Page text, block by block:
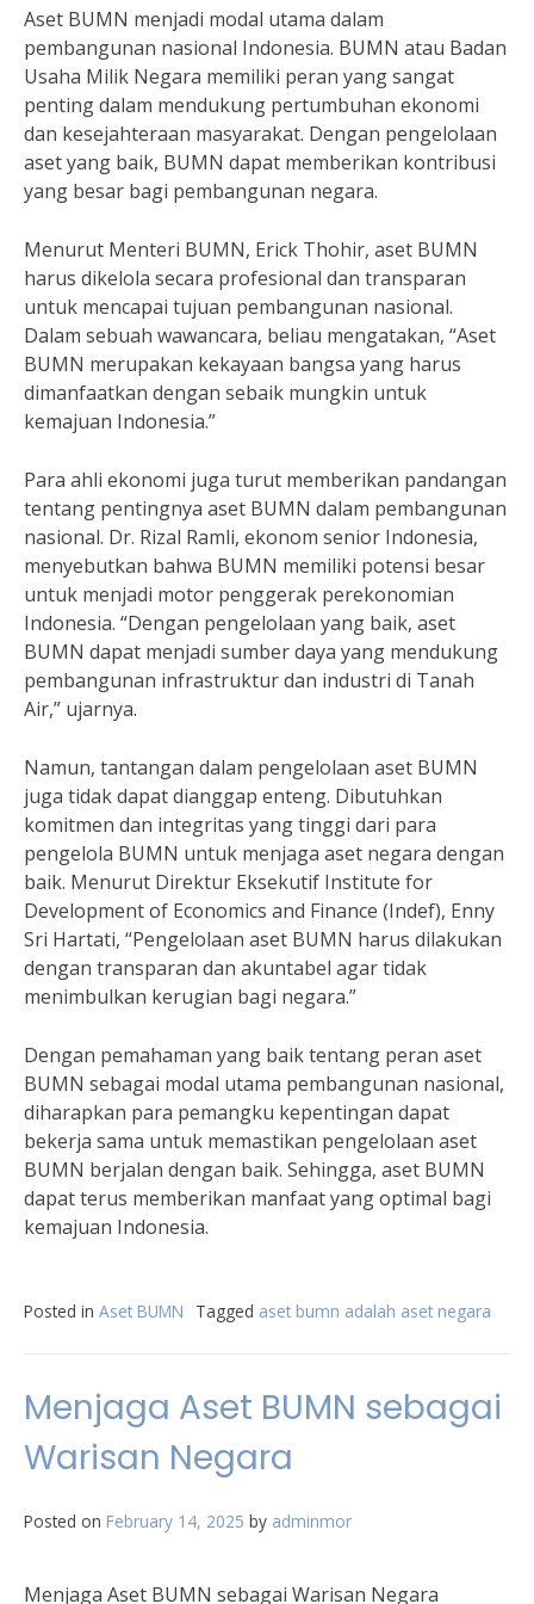
Aset BUMN menjadi modal utama dalam
pembangunan nasional Indonesia. BUMN atau Badan
Usaha Milik Negara memiliki peran yang sangat
penting dalam mendukung pertumbuhan ekonomi
dan kesejahteraan masyarakat. Dengan pengelolaan
aset yang baik, BUMN dapat memberikan kontribusi
yang besar bagi pembangunan negara.
Menurut Menteri BUMN, Erick Thohir, aset BUMN
harus dikelola secara profesional dan transparan
untuk mencapai tujuan pembangunan nasional.
Dalam sebuah wawancara, beliau mengatakan, “Aset
BUMN merupakan kekayaan bangsa yang harus
dimanfaatkan dengan sebaik mungkin untuk
kemajuan Indonesia.”
Para ahli ekonomi juga turut memberikan pandangan
tentang pentingnya aset BUMN dalam pembangunan
nasional. Dr. Rizal Ramli, ekonom senior Indonesia,
menyebutkan bahwa BUMN memiliki potensi besar
untuk menjadi motor penggerak perekonomian
Indonesia. “Dengan pengelolaan yang baik, aset
BUMN dapat menjadi sumber daya yang mendukung
pembangunan infrastruktur dan industri di Tanah
Air,” ujarnya.
Namun, tantangan dalam pengelolaan aset BUMN
juga tidak dapat dianggap enteng. Dibutuhkan
komitmen dan integritas yang tinggi dari para
pengelola BUMN untuk menjaga aset negara dengan
baik. Menurut Direktur Eksekutif Institute for
Development of Economics and Finance (Indef), Enny
Sri Hartati, “Pengelolaan aset BUMN harus dilakukan
dengan transparan dan akuntabel agar tidak
menimbulkan kerugian bagi negara.”
Dengan pemahaman yang baik tentang peran aset
BUMN sebagai modal utama pembangunan nasional,
diharapkan para pemangku kepentingan dapat
bekerja sama untuk memastikan pengelolaan aset
BUMN berjalan dengan baik. Sehingga, aset BUMN
dapat terus memberikan manfaat yang optimal bagi
kemajuan Indonesia.
Posted in Aset BUMN Tagged aset bumn adalah aset negara
Menjaga Aset BUMN sebagai
Warisan Negara
Posted on February 14, 2025 by adminmor
Menjaga Aset BUMN sebagai Warisan Negara